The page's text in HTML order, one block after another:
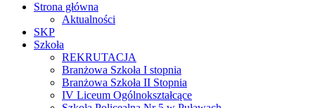
Strona główna
Aktualności
SKP
Szkoła
REKRUTACJA
Branżowa Szkoła I stopnia
Branżowa Szkoła II Stopnia
IV Liceum Ogólnokształcące